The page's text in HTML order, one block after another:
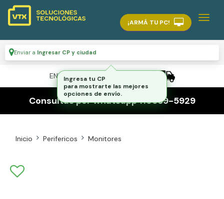
¡ARMÁ TU PC!
Enviar a Ingresar CP y ciudad
ENVÍO GRATIS A TODO EL PAÍS
Consultas por whatsapp 116559-5929
Inicio Perifericos Monitores
Ingresa tu CP
para mostrarte las mejores
opciones de envío.